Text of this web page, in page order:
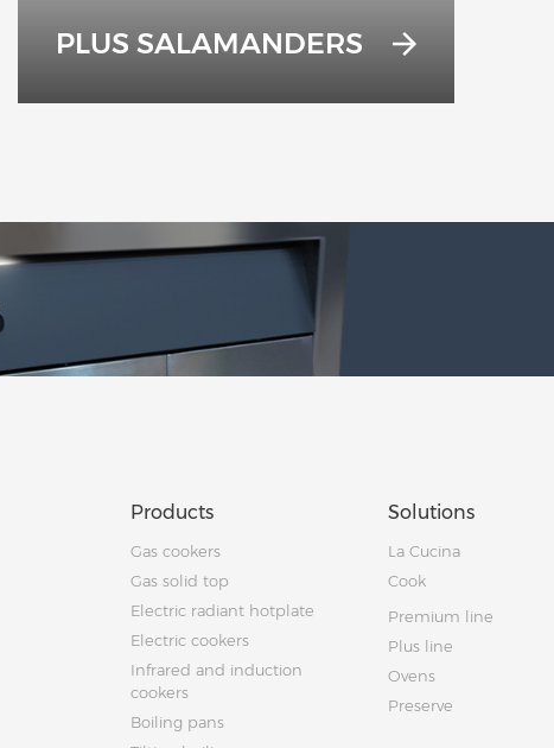
PLUS SALAMANDERS
Products
Gas cookers
Gas solid top
Electric radiant hotplate
Electric cookers
Infrared and induction
cookers
Boiling pans
Solutions
La Cucina
Cook
Premium line
Plus line
Ovens
Preserve